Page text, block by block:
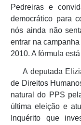
Pedreiras e
democrático para
nós ainda não
entrar na
2010. A fórmula
A deputada
de Direitos
natural do PPS
última eleição e
Inquérito que